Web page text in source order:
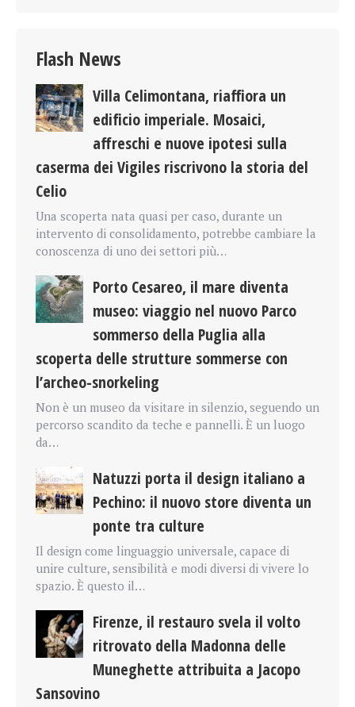
Flash News
Villa Celimontana, riaffiora un
edificio imperiale. Mosaici,
affreschi e nuove ipotesi sulla
caserma dei Vigiles riscrivono la storia del
Celio
Una scoperta nata quasi per caso, durante un
intervento di consolidamento, potrebbe cambiare la
conoscenza di uno dei settori più…
Porto Cesareo, il mare diventa
museo: viaggio nel nuovo Parco
sommerso della Puglia alla
scoperta delle strutture sommerse con
l’archeo-snorkeling
Non è un museo da visitare in silenzio, seguendo un
percorso scandito da teche e pannelli. È un luogo
da…
Natuzzi porta il design italiano a
Pechino: il nuovo store diventa un
ponte tra culture
Il design come linguaggio universale, capace di
unire culture, sensibilità e modi diversi di vivere lo
spazio. È questo il…
Firenze, il restauro svela il volto
ritrovato della Madonna delle
Muneghette attribuita a Jacopo
Sansovino